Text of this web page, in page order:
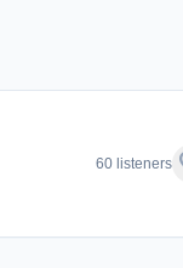
60 listeners